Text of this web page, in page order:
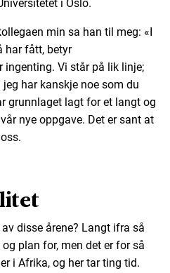
i Oslo.
min sa han til meg: «I
har fått, betyr
ingenting. Vi står på lik linje;
har kanskje noe som du
grunnlaget lagt for et langt og
nye oppgave. Det er sant at
disse årene? Langt ifra så
plan for, men det er for så
i Afrika, og her tar ting tid.